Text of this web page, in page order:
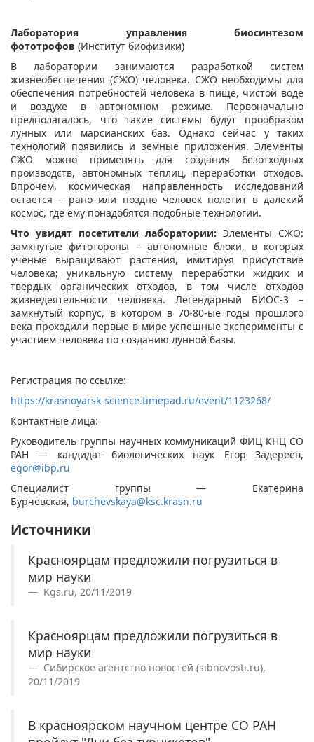
Лаборатория управления биосинтезом
фототрофов (Институт биофизики)
В лаборатории занимаются разработкой систем
жизнеобеспечения (СЖО) человека. СЖО необходимы для
обеспечения потребностей человека в пище, чистой воде
и воздухе в автономном режиме. Первоначально
предполагалось, что такие системы будут прообразом
лунных или марсианских баз. Однако сейчас у таких
технологий появились и земные приложения. Элементы
СЖО можно применять для создания безотходных
производств, автономных теплиц, переработки отходов.
Впрочем, космическая направленность исследований
остается – рано или поздно человек полетит в далекий
космос, где ему понадобятся подобные технологии.
Что увидят посетители лаборатории: Элементы СЖО:
замкнутые фитотороны – автономные блоки, в которых
ученые выращивают растения, имитируя присутствие
человека; уникальную систему переработки жидких и
твердых органических отходов, в том числе отходов
жизнедеятельности человека. Легендарный БИОС-3 –
замкнутый корпус, в котором в 70-80-ые годы прошлого
века проходили первые в мире успешные эксперименты с
участием человека по созданию лунной базы.
Регистрация по ссылке:
https://krasnoyarsk-science.timepad.ru/event/1123268/
Контактные лица:
Руководитель группы научных коммуникаций ФИЦ КНЦ СО
РАН — кандидат биологических наук Егор Задереев,
egor@ibp.ru
Специалист группы — Екатерина
Бурчевская, burchevskaya@ksc.krasn.ru
Источники
Красноярцам предложили погрузиться в
мир науки
Kgs.ru, 20/11/2019
Красноярцам предложили погрузиться в
мир науки
Сибирское агентство новостей (sibnovosti.ru),
20/11/2019
В красноярском научном центре СО РАН